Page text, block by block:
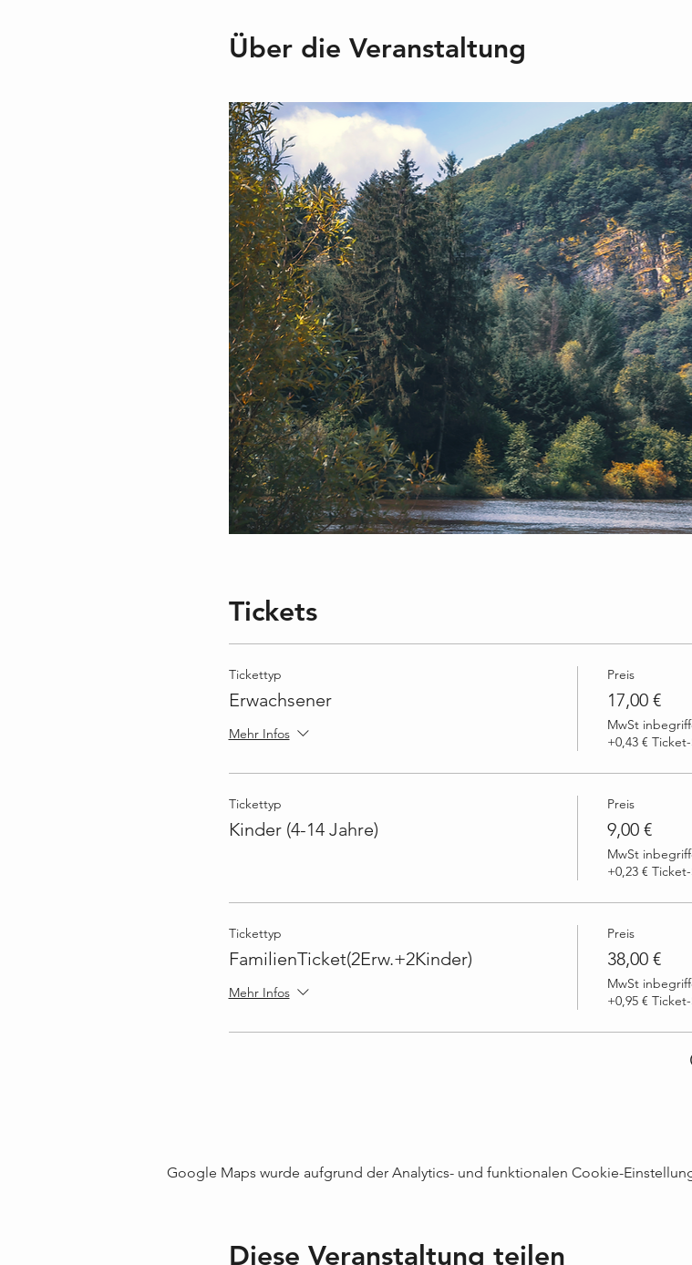
Über die Veranstaltung
Tickets
Tickettyp
Erwachsener
Mehr Infos
Preis
17,00 €
MwSt
+0,43 €
Tickettyp
Kinder (4-14 Jahre)
Preis
9,00 €
MwSt
+0,23 €
Tickettyp
FamilienTicket(2Erw.+2Kinder)
Mehr Infos
Preis
38,00 €
MwSt
+0,95 €
Google Maps wurde aufgrund der Analytics- und funktionalen Cookie-
Diese Veranstaltung teilen